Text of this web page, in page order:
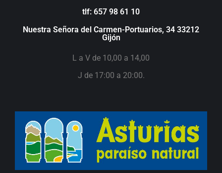
tlf: 657 98 61 10
Nuestra Señora del Carmen-Portuarios, 34 33212
Gijón
L a V de 10,00 a 14,00
J de 17:00 a 20:00.